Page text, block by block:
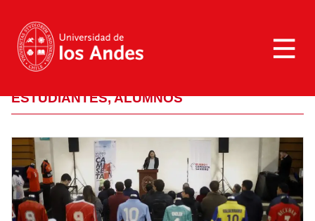
NOTICIAS
Galerías
Revista Campus UANDES
Contáctanos
ESTUDIANTES, ALUMNOS